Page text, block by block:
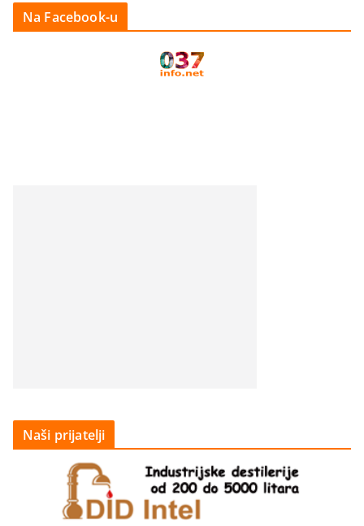
Na Facebook-u
Naši prijatelji